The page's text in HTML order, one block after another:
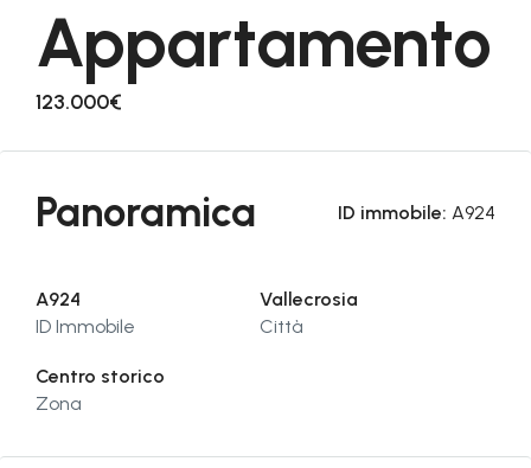
Appartamento
123.000€
Panoramica ID immobile: A924
A924
ID Immobile
Vallecrosia
Città
Centro storico
Zona